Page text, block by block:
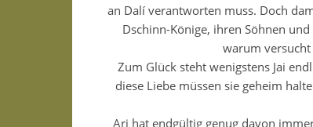
an Dalí verantworten muss. Doch
Dschinn-Könige, ihren Söhnen
warum
Zum Glück steht wenigstens Jai
diese Liebe müssen sie geheim
Ari hat endgültig genug davon